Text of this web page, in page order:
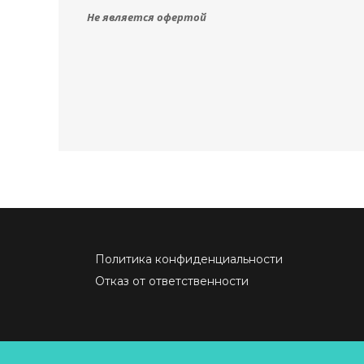
Не является офертой
Политика конфиденциальности
Отказ от ответственности